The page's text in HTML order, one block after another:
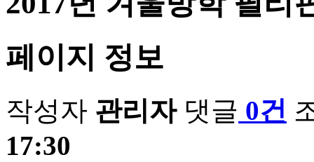
페이지 정보
작성자 관리자 댓글 0건
17:30